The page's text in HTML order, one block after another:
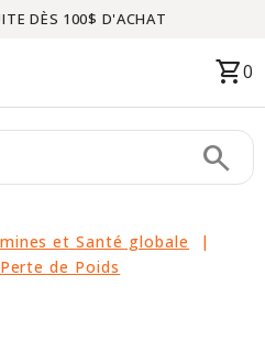
DÈS 100$ D'ACHAT
shopping_cart0
search
et Santé globale
|
Perte de Poids